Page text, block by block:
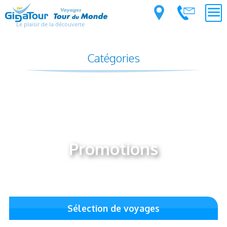
Le plaisir de la découverte
Catégories
Promotions
Sélection de voyages